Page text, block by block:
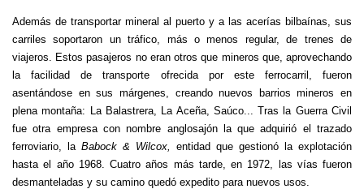
Además de transportar mineral al puerto y a las acerías bilbaínas, sus
carriles soportaron un tráfico, más o menos regular, de trenes de
viajeros. Estos pasajeros no eran otros que mineros que, aprovechando
la facilidad de transporte ofrecida por este ferrocarril, fueron
asentándose en sus márgenes, creando nuevos barrios mineros en
plena montaña: La Balastrera, La Aceña, Saúco... Tras la Guerra Civil
fue otra empresa con nombre anglosajón la que adquirió el trazado
ferroviario, la Babock & Wilcox, entidad que gestionó la explotación
hasta el año 1968. Cuatro años más tarde, en 1972, las vías fueron
desmanteladas y su camino quedó expedito para nuevos usos.